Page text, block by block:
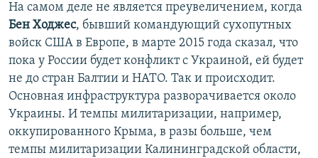
На самом деле не является преувеличением, когда
Бен Ходжес, бывший командующий сухопутных
войск США в Европе, в марте 2015 года сказал, что
пока у России будет конфликт с Украиной, ей будет
не до стран Балтии и НАТО. Так и происходит.
Основная инфраструктура разворачивается около
Украины. И темпы милитаризации, например,
оккупированного Крыма, в разы больше, чем
темпы милитаризации Калининградской области,